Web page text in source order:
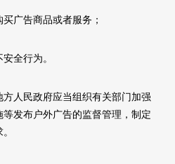
广告商品或者服务；
全行为。
民政府应当组织有关部门加强
发布户外广告的监督管理，制定